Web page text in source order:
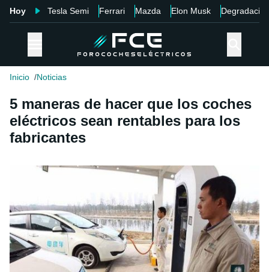
Hoy Tesla Semi Ferrari Mazda Elon Musk Degradación
Inicio Noticias
5 maneras de hacer que los coches
eléctricos sean rentables para los
fabricantes